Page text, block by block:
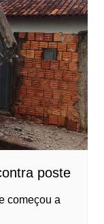
poste
começou a